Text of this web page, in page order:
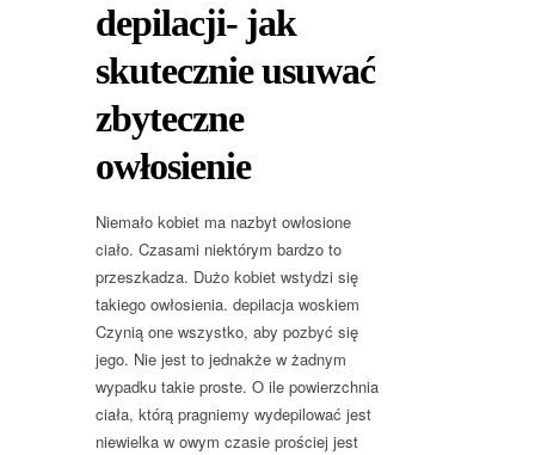
depilacji- jak
skutecznie usuwać
zbyteczne
owłosienie
Niemało kobiet ma nazbyt owłosione
ciało. Czasami niektórym bardzo to
przeszkadza. Dużo kobiet wstydzi się
takiego owłosienia. depilacja woskiem
Czynią one wszystko, aby pozbyć się
jego. Nie jest to jednakże w żadnym
wypadku takie proste. O ile powierzchnia
ciała, którą pragniemy wydepilować jest
niewielka w owym czasie prościej jest